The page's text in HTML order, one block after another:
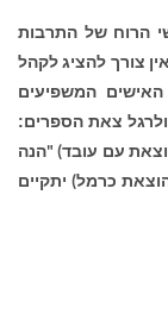
הרוח של התרבות
פרידריך וילהלם ניטשה (1844-1900), אין צורך להציג לקהל
המשפיעים
לרגל צאת הספרים:
עם עובד) "הנה
כרמל) יתקיים